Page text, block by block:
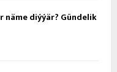
näme diýýär? Gündelik